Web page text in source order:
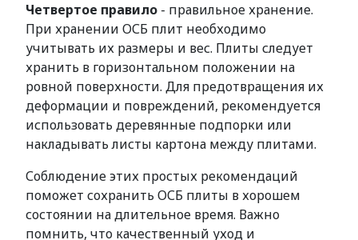
Четвертое правило - правильное хранение.
При хранении ОСБ плит необходимо
учитывать их размеры и вес. Плиты следует
хранить в горизонтальном положении на
ровной поверхности. Для предотвращения их
деформации и повреждений, рекомендуется
использовать деревянные подпорки или
накладывать листы картона между плитами.
Соблюдение этих простых рекомендаций
поможет сохранить ОСБ плиты в хорошем
состоянии на длительное время. Важно
помнить, что качественный уход и